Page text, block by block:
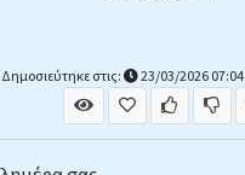
Δημοσιεύτηκε στις: 23/03/2026 07:04